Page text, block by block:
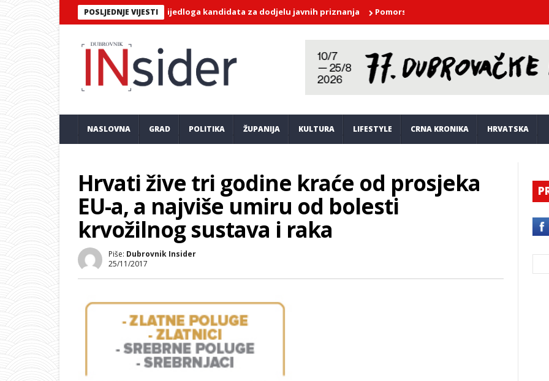
POSLJEDNJE VIJESTI
KONAVLE: Poziv za dostavu prijedloga kandidata za dodjelu javnih priznanja Pomorska policija na Šipanu zaustavila
NASLOVNA GRAD POLITIKA ŽUPANIJA KULTURA LIFESTYLE CRNA KRONIKA HRVATSKA
Hrvati žive tri godine kraće od prosjeka
EU-a, a najviše umiru od bolesti
krvožilnog sustava i raka
Piše: Dubrovnik Insider
25/11/2017